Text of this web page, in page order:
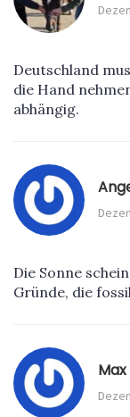
Deutschland
die Hand
abhängig.
Die Sonne
Gründe, die